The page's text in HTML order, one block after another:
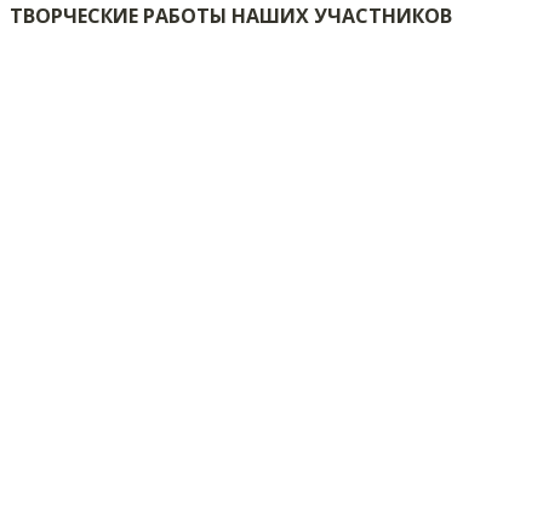
ТВОРЧЕСКИЕ РАБОТЫ НАШИХ УЧАСТНИКОВ